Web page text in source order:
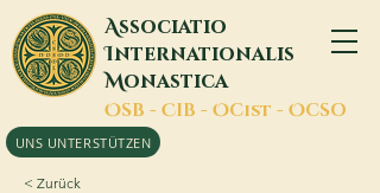
Associatio
Internationalis
Monastica
OSB - CIB - OCist - OCSO
UNS UNTERSTÜTZEN
< Zurück